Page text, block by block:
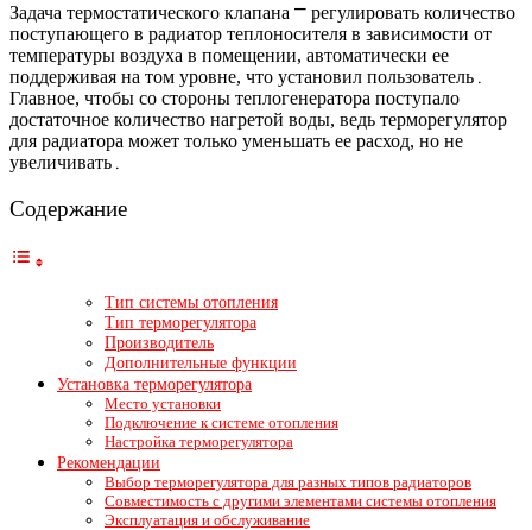
Задача термостатического клапана ⎻ регулировать количество
поступающего в радиатор теплоносителя в зависимости от
температуры воздуха в помещении, автоматически ее
поддерживая на том уровне, что установил пользователь․
Главное, чтобы со стороны теплогенератора поступало
достаточное количество нагретой воды, ведь терморегулятор
для радиатора может только уменьшать ее расход, но не
увеличивать․
Содержание
Тип системы отопления
Тип терморегулятора
Производитель
Дополнительные функции
Установка терморегулятора
Место установки
Подключение к системе отопления
Настройка терморегулятора
Рекомендации
Выбор терморегулятора для разных типов радиаторов
Совместимость с другими элементами системы отопления
Эксплуатация и обслуживание